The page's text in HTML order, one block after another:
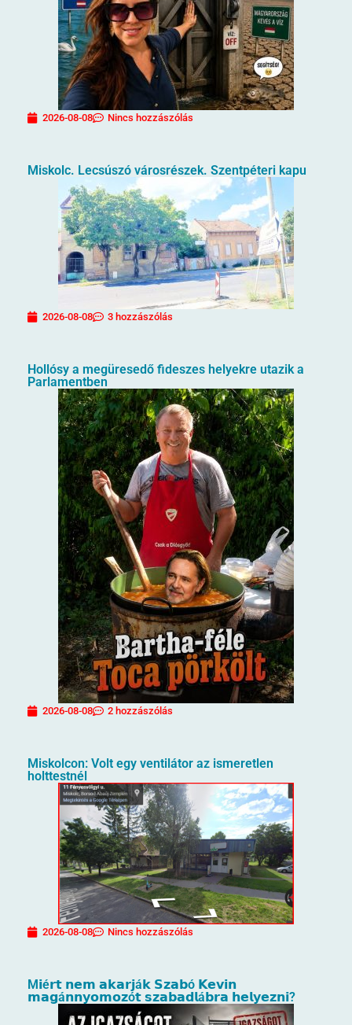
2026-08-08 Nincs hozzászólás
Miskolc. Lecsúszó városrészek. Szentpéteri kapu
2026-08-08 3 hozzászólás
Hollósy a megüresedő fideszes helyekre utazik a
Parlamentben
2026-08-08 2 hozzászólás
Miskolcon: Volt egy ventilátor az ismeretlen
holttestnél
2026-08-08 Nincs hozzászólás
M𝗶é𝗿𝘁 𝗻𝗲𝗺 𝗮𝗸𝗮𝗿𝗷á𝗸 𝗦𝘇𝗮𝗯ó 𝗞𝗲𝘃𝗶𝗻
𝗺𝗮𝗴á𝗻𝗻𝘆𝗼𝗺𝗼𝘇ó𝘁 𝘀𝘇𝗮𝗯𝗮𝗱𝗹á𝗯𝗿𝗮 𝗵𝗲𝗹𝘆𝗲𝘇𝗻𝗶?